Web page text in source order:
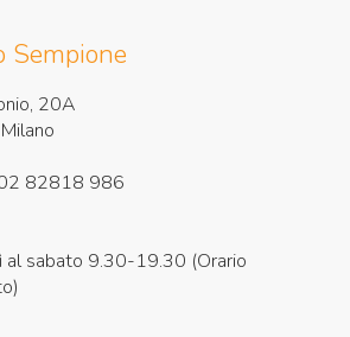
Sempione
20A
82818 986
al sabato 9.30-19.30 (Orario